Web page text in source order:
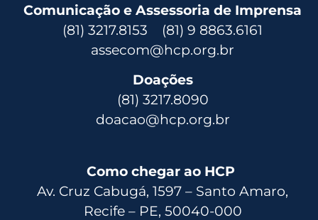
Comunicação e Assessoria de Imprensa
(81) 3217.8153 (81) 9 8863.6161
assecom@hcp.org.br
Doações
(81) 3217.8090
doacao@hcp.org.br
Como chegar ao HCP
Av. Cruz Cabugá, 1597 – Santo Amaro,
Recife – PE, 50040-000